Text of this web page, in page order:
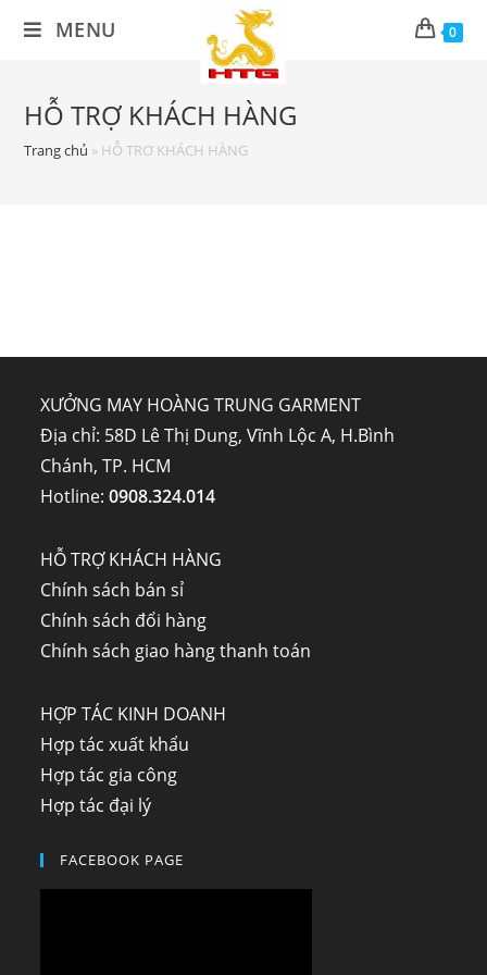
MENU 0
HỖ TRỢ KHÁCH HÀNG
Trang chủ » HỖ TRỢ KHÁCH HÀNG
XƯỞNG MAY HOÀNG TRUNG GARMENT
Địa chỉ: 58D Lê Thị Dung, Vĩnh Lộc A, H.Bình
Chánh, TP. HCM
Hotline:0908.324.014
HỖ TRỢ KHÁCH HÀNG
Chính sách bán sỉ
Chính sách đổi hàng
Chính sách giao hàng thanh toán
HỢP TÁC KINH DOANH
Hợp tác xuất khẩu
Hợp tác gia công
Hợp tác đại lý
FACEBOOK PAGE